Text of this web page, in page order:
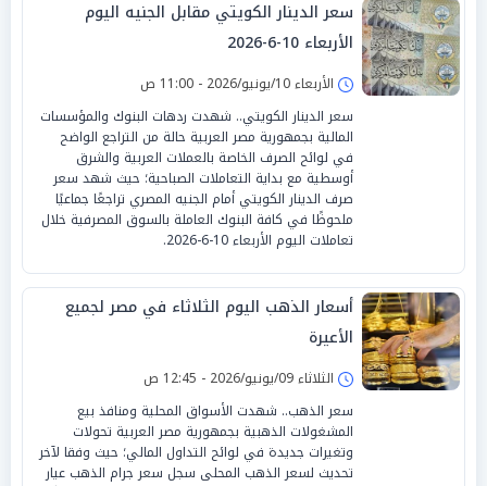
سعر الدينار الكويتي مقابل الجنيه اليوم
الأربعاء 10-6-2026
الأربعاء 10/يونيو/2026 - 11:00 ص
سعر الدينار الكويتي.. شهدت ردهات البنوك والمؤسسات
المالية بجمهورية مصر العربية حالة من التراجع الواضح
في لوائح الصرف الخاصة بالعملات العربية والشرق
أوسطية مع بداية التعاملات الصباحية؛ حيث شهد سعر
صرف الدينار الكويتي أمام الجنيه المصري تراجعًا جماعيًا
ملحوظًا في كافة البنوك العاملة بالسوق المصرفية خلال
تعاملات اليوم الأربعاء 10-6-2026.
أسعار الذهب اليوم الثلاثاء في مصر لجميع
الأعيرة
الثلاثاء 09/يونيو/2026 - 12:45 ص
سعر الذهب.. شهدت الأسواق المحلية ومنافذ بيع
المشغولات الذهبية بجمهورية مصر العربية تحولات
وتغيرات جديدة في لوائح التداول المالي؛ حيث وفقا لآخر
تحديث لسعر الذهب المحلى سجل سعر جرام الذهب عيار